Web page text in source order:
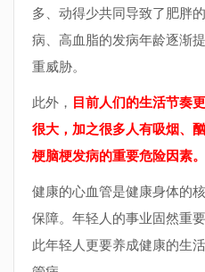
多、动得少共同导致了肥胖
病、高血脂的发病年龄逐渐
重威胁。
此外， 目前人们的生活节奏
很大，加之很多人有吸烟、
梗脑梗发病的重要危险因素。
健康的心血管是健康身体的
保障。年轻人的事业固然重
此年轻人更要养成健康的生